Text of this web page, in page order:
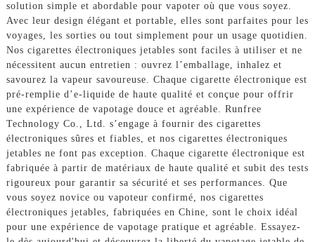
solution simple et abordable pour vapoter où que vous soyez.
Avec leur design élégant et portable, elles sont parfaites pour les
voyages, les sorties ou tout simplement pour un usage quotidien.
Nos cigarettes électroniques jetables sont faciles à utiliser et ne
nécessitent aucun entretien : ouvrez l’emballage, inhalez et
savourez la vapeur savoureuse. Chaque cigarette électronique est
pré-remplie d’e-liquide de haute qualité et conçue pour offrir
une expérience de vapotage douce et agréable. Runfree
Technology Co., Ltd. s’engage à fournir des cigarettes
électroniques sûres et fiables, et nos cigarettes électroniques
jetables ne font pas exception. Chaque cigarette électronique est
fabriquée à partir de matériaux de haute qualité et subit des tests
rigoureux pour garantir sa sécurité et ses performances. Que
vous soyez novice ou vapoteur confirmé, nos cigarettes
électroniques jetables, fabriquées en Chine, sont le choix idéal
pour une expérience de vapotage pratique et agréable. Essayez-